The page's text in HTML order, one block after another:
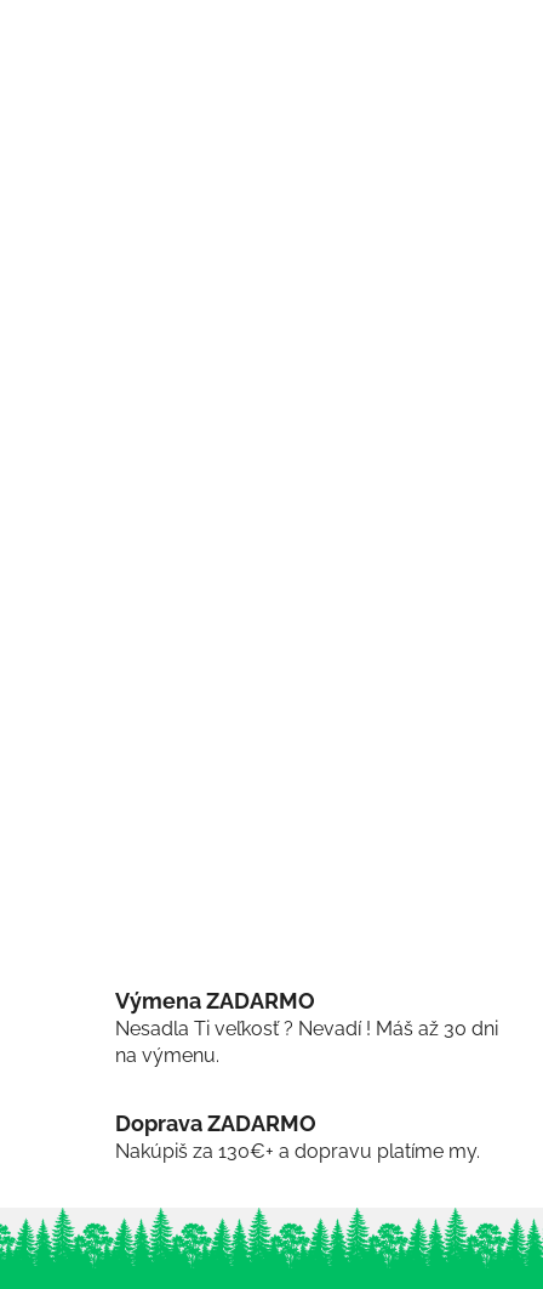
Výmena ZADARMO
Nesadla Ti veľkosť ? Nevadí ! Máš až 30 dni
na výmenu.
Doprava ZADARMO
Nakúpiš za 130€+ a dopravu platíme my.